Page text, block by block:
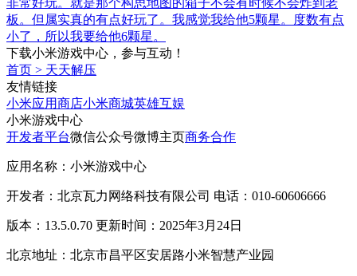
板。但属实真的有点好玩了。我感觉我给他5颗星。度数有点
小了，所以我要给他6颗星。
下载小米游戏中心，参与互动！
首页 > 天天解压
友情链接
小米应用商店小米商城英雄互娱
小米游戏中心
开发者平台微信公众号微博主页商务合作
应用名称：小米游戏中心
开发者：北京瓦力网络科技有限公司 电话：010-60606666
版本：13.5.0.70 更新时间：2025年3月24日
北京地址：北京市昌平区安居路小米智慧产业园